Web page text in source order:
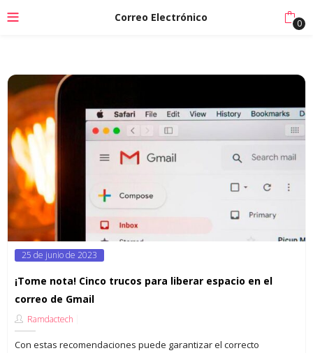
Correo Electrónico 0
Posted
25 de junio de 2023
¡Tome nota! Cinco trucos para liberar espacio en el
correo de Gmail
Ramdactech
Con estas recomendaciones puede garantizar el correcto